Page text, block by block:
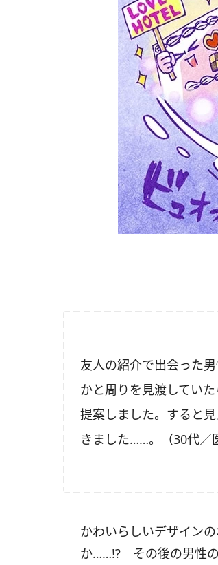
友人の紹介で出会った
かと周りを見渡してい
提案しました。すると
きました……。（30代／
かわいらしいデザイン
か……!? その後の男性の